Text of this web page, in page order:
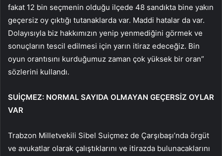
fakat 12 bin seçmenin olduğu ilçede 48 sandıkta bine yakın
geçersiz oy çıktığı tutanaklarda var. Maddi hatalar da var.
Dolayısıyla biz hakkımızın yenip yenmediğini görmek ve
sonuçların tescil edilmesi için yarın itiraz edeceğiz. Bin
oyun orantısını kurduğumuz zaman çok yüksek bir oran”
sözlerini kullandı.
SUİÇMEZ: NORMAL SAYIDA OLMAYAN GEÇERSİZ OYLAR
VAR
Trabzon Milletvekili Sibel Suiçmez de Çarşıbaşı’nda örgüt
ve avukatlar olarak çalıştıklarını ve itirazda bulunacaklarını